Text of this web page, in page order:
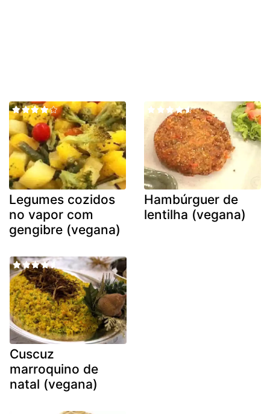
Legumes cozidos
no vapor com
gengibre (vegana)
Hambúrguer de
lentilha (vegana)
Cuscuz
marroquino de
natal (vegana)